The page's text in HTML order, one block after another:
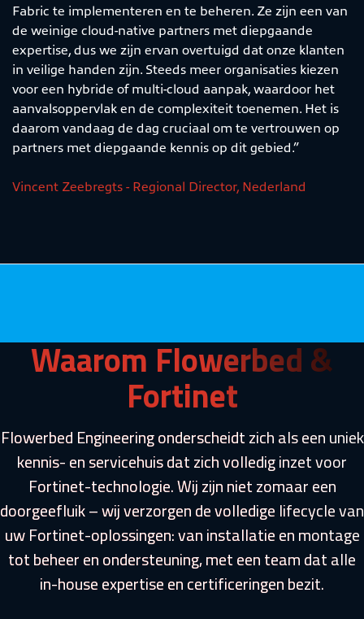
Fabric te implementeren en te beheren. Ze zijn een van
de weinige cloud-native partners met diepgaande
expertise, dus we zijn ervan overtuigd dat onze klanten
in veilige handen zijn. Steeds meer organisaties kiezen
voor een hybride of multi-cloud aanpak, waardoor het
aanvalsoppervlak en de complexiteit toenemen. Het is
daarom vandaag de dag cruciaal om te vertrouwen op
partners met diepgaande kennis op dit gebied.”
Vincent Zeebregts - Regional Director, Nederland
Waarom Flowerbed &
Fortinet
Flowerbed Engineering onderscheidt zich als een uniek
kennis- en servicehuis dat zich volledig inzet voor
Fortinet-technologie. Wij zijn niet zomaar een
doorgeefluik – wij verzorgen de volledige lifecycle van
uw Fortinet-oplossingen: van installatie en montage
tot beheer en ondersteuning, met een team dat alle
in-house expertise en certificeringen bezit.